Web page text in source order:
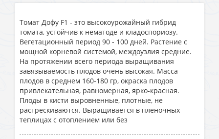
Томат Дофу F1 - это высокоурожайный гибрид
томата, устойчив к нематоде и кладоспориозу.
Вегетационный период 90 - 100 дней. Растение с
мощной корневой системой, междоузлия средние.
На протяжении всего периода выращивания
завязываемость плодов очень высокая. Масса
плодов в среднем 160-180 гр, окраска плодов
привлекательная, равномерная, ярко-красная.
Плоды в кисти выровненные, плотные, не
растрескиваются. Выращивается в пленочных
теплицах с отоплением или без